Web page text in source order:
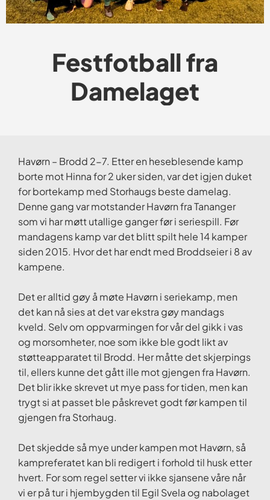
Festfotball fra
Damelaget
Havørn – Brodd 2-7. Etter en heseblesende kamp
borte mot Hinna for 2 uker siden, var det igjen duket
for bortekamp med Storhaugs beste damelag.
Denne gang var motstander Havørn fra Tananger
som vi har møtt utallige ganger før i seriespill. Før
mandagens kamp var det blitt spilt hele 14 kamper
siden 2015. Hvor det har endt med Broddseier i 8 av
kampene.
Det er alltid gøy å møte Havørn i seriekamp, men
det kan nå sies at det var ekstra gøy mandags
kveld. Selv om oppvarmingen for vår del gikk i vas
og morsomheter, noe som ikke ble godt likt av
støtteapparatet til Brodd. Her måtte det skjerpings
til, ellers kunne det gått ille mot gjengen fra Havørn.
Det blir ikke skrevet ut mye pass for tiden, men kan
trygt si at passet ble påskrevet godt før kampen til
gjengen fra Storhaug.
Det skjedde så mye under kampen mot Havørn, så
kampreferatet kan bli redigert i forhold til husk etter
hvert. For som regel setter vi ikke sjansene våre når
vi er på tur i hjembygden til Egil Svela og nabolaget